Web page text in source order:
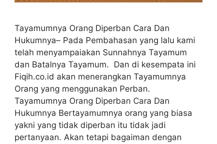
Tayamumnya Orang Diperban Cara Dan
Hukumnya– Pada Pembahasan yang lalu kami
telah menyampaiakan Sunnahnya Tayamum
dan Batalnya Tayamum. Dan di kesempata ini
Fiqih.co.id akan menerangkan Tayamumnya
Orang yang menggunakan Perban.
Tayamumnya Orang Diperban Cara Dan
Hukumnya Bertayamumnya orang yang biasa
yakni yang tidak diperban itu tidak jadi
pertanyaan. Akan tetapi bagaiman dengan